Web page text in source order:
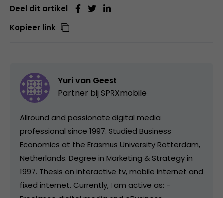
Deel dit artikel
Kopieer link
Yuri van Geest
Partner bij SPRXmobile
Allround and passionate digital media
professional since 1997. Studied Business
Economics at the Erasmus University Rotterdam,
Netherlands. Degree in Marketing & Strategy in
1997. Thesis on interactive tv, mobile internet and
fixed internet. Currently, I am active as: -